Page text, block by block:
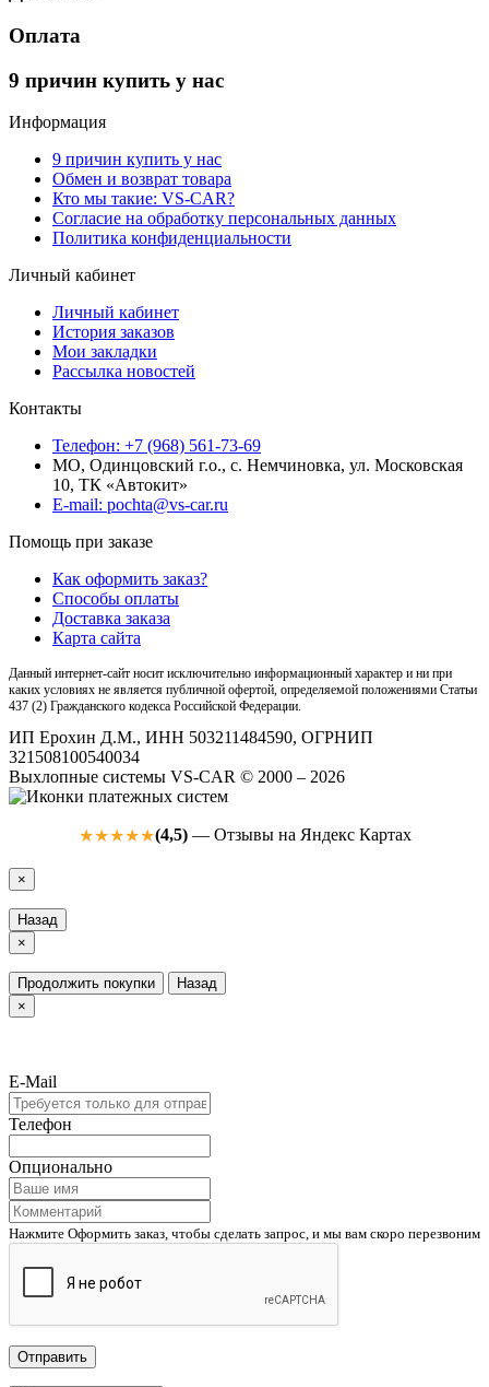
Оплата
9 причин купить у нас
Информация
9 причин купить у нас
Обмен и возврат товара
Кто мы такие: VS-CAR?
Согласие на обработку персональных данных
Политика конфиденциальности
Личный кабинет
Личный кабинет
История заказов
Мои закладки
Рассылка новостей
Контакты
Телефон: +7 (968) 561-73-69
МО, Одинцовский г.о., с. Немчиновка, ул. Московская
10, ТК «Автокит»
E-mail: pochta@vs-car.ru
Помощь при заказе
Как оформить заказ?
Способы оплаты
Доставка заказа
Карта сайта
Данный интернет-сайт носит исключительно информационный характер и ни при
каких условиях не является публичной офертой, определяемой положениями Статьи
437 (2) Гражданского кодекса Российской Федерации.
ИП Ерохин Д.М., ИНН 503211484590, ОГРНИП
321508100540034
Выхлопные системы VS-CAR © 2000 – 2026
★★★★★(4,5)— Отзывы на Яндекс Картах
×
Назад
×
Продолжить покупки
Назад
×
E-Mail
Телефон
Опционально
Нажмите Оформить заказ, чтобы сделать запрос, и мы вам скоро перезвоним
Отправить